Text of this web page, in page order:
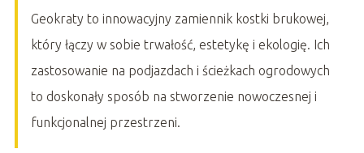
Geokraty to innowacyjny zamiennik kostki brukowej,
który łączy w sobie trwałość, estetykę i ekologię. Ich
zastosowanie na podjazdach i ścieżkach ogrodowych
to doskonały sposób na stworzenie nowoczesnej i
funkcjonalnej przestrzeni.